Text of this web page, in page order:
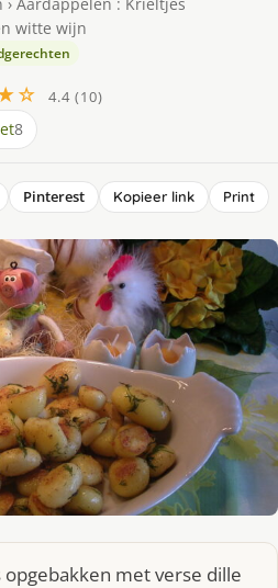
witte wijn
4.4 (10)
8
Pinterest Kopieer link Print
met verse dille